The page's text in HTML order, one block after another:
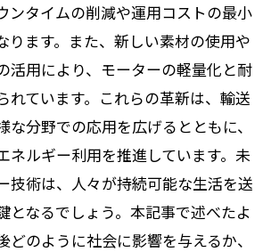
ンタイムの削減や運用コストの最小
ります。また、新しい素材の使用や
活用により、モーターの軽量化と耐
れています。これらの革新は、輸送
な分野での応用を広げるとともに、
ネルギー利用を推進しています。未
技術は、人々が持続可能な生活を送
となるでしょう。本記事で述べたよ
どのように社会に影響を与えるか、